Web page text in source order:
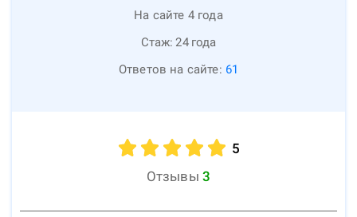
На сайте 4 года
Стаж: 24 года
Ответов на сайте: 61
5
Отзывы 3